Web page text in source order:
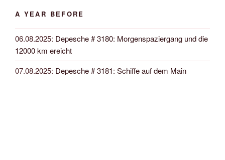
A YEAR BEFORE
06.08.2025: Depesche # 3180: Morgenspaziergang und die
12000 km ereicht
07.08.2025: Depesche # 3181: Schiffe auf dem Main